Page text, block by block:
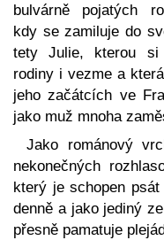
bulvárně pojatých
kdy se zamiluje do
tety Julie, kterou si
rodiny i vezme a
jeho začátcích ve
jako muž mnoha
Jako románový
nekonečných
který je schopen
denně a jako jediný
přesně pamatuje